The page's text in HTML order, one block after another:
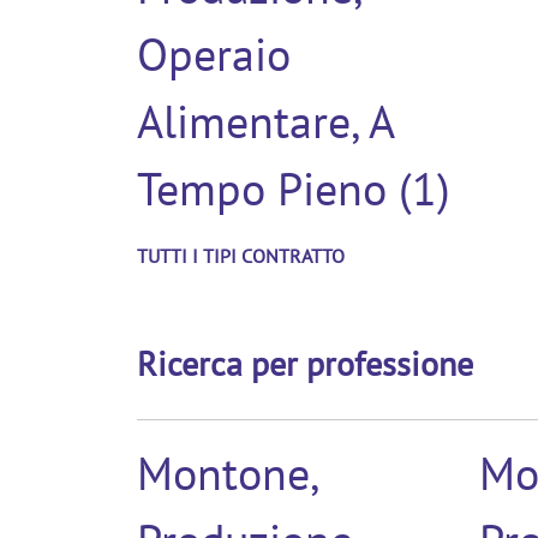
Operaio
Alimentare, A
Tempo Pieno (1)
TUTTI I TIPI CONTRATTO
Ricerca per professione
Montone,